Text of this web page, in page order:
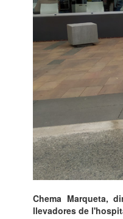
Chema Marqueta,
llevadores de